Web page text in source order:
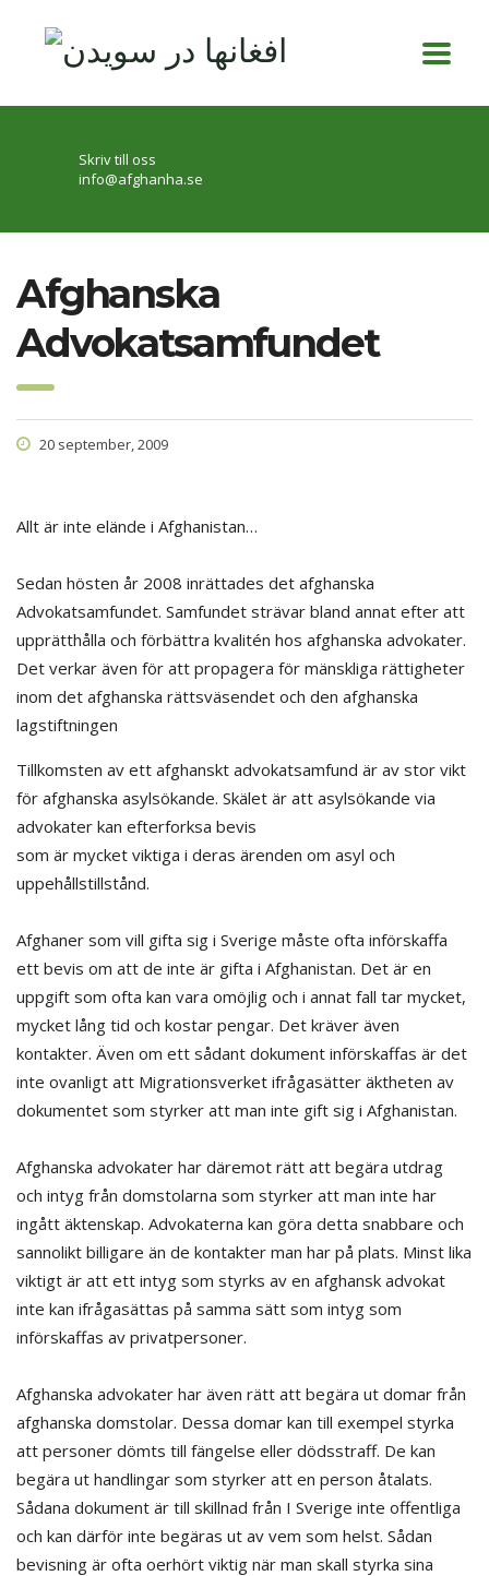
Skriv till oss
info@afghanha.se
Afghanska
Advokatsamfundet‏
20 september, 2009
Allt är inte elände i Afghanistan…
Sedan hösten år 2008 inrättades det afghanska
Advokatsamfundet. Samfundet strävar bland annat efter att
upprätthålla och förbättra kvalitén hos afghanska advokater.
Det verkar även för att propagera för mänskliga rättigheter
inom det afghanska rättsväsendet och den afghanska
lagstiftningen
Tillkomsten av ett afghanskt advokatsamfund är av stor vikt
för afghanska asylsökande. Skälet är att asylsökande via
advokater kan efterforksa bevis
som är mycket viktiga i deras ärenden om asyl och
uppehållstillstånd.
Afghaner som vill gifta sig i Sverige måste ofta införskaffa
ett bevis om att de inte är gifta i Afghanistan. Det är en
uppgift som ofta kan vara omöjlig och i annat fall tar mycket,
mycket lång tid och kostar pengar. Det kräver även
kontakter. Även om ett sådant dokument införskaffas är det
inte ovanligt att Migrationsverket ifrågasätter äktheten av
dokumentet som styrker att man inte gift sig i Afghanistan.
Afghanska advokater har däremot rätt att begära utdrag
och intyg från domstolarna som styrker att man inte har
ingått äktenskap. Advokaterna kan göra detta snabbare och
sannolikt billigare än de kontakter man har på plats. Minst lika
viktigt är att ett intyg som styrks av en afghansk advokat
inte kan ifrågasättas på samma sätt som intyg som
införskaffas av privatpersoner.
Afghanska advokater har även rätt att begära ut domar från
afghanska domstolar. Dessa domar kan till exempel styrka
att personer dömts till fängelse eller dödsstraff. De kan
begära ut handlingar som styrker att en person åtalats.
Sådana dokument är till skillnad från I Sverige inte offentliga
och kan därför inte begäras ut av vem som helst. Sådan
bevisning är ofta oerhört viktig när man skall styrka sina